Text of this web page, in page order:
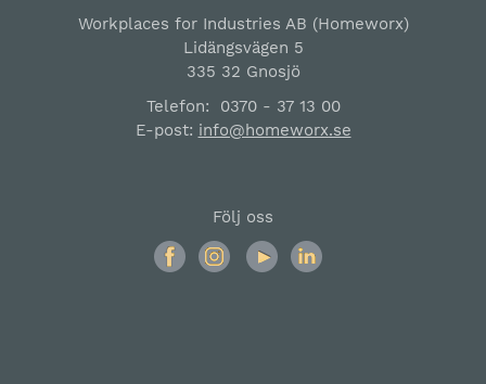
Workplaces for Industries AB (Homeworx)
Lidängsvägen 5
335 32 Gnosjö
Telefon: 0370 - 37 13 00
E-post: info@homeworx.se
Följ oss